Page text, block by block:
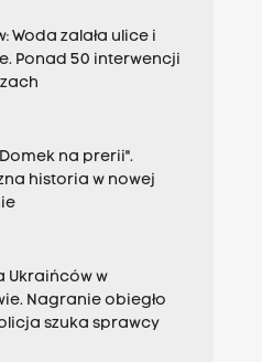
Woda zalała ulice i
Ponad 50 interwencji
na prerii".
historia w nowej
Ukraińców w
Nagranie obiegło
szuka sprawcy